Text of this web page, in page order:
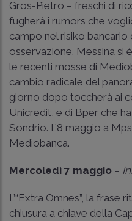
Gros-Pietro – freschi di
fugherà i rumors che
campo nel risiko
osservazione. Messina si
le recenti mosse di
cambio radicale del
giorno dopo toccherà ai
Unicredit, e di Bper che
Sondrio. L’8 maggio a
Mediobanca.
Mercoledì 7 maggio –
L’“Extra Omnes”, la frase
chiusura a chiave della